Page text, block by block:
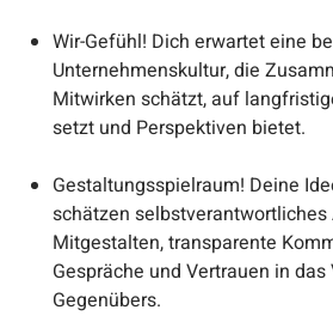
Wir-Gefühl! Dich erwartet eine
Unternehmenskultur, die
Mitwirken schätzt, auf
setzt und Perspektiven bietet.
Gestaltungsspielraum! Deine
schätzen selbstverantwortliches
Mitgestalten, transparente
Gespräche und Vertrauen in
Gegenübers.